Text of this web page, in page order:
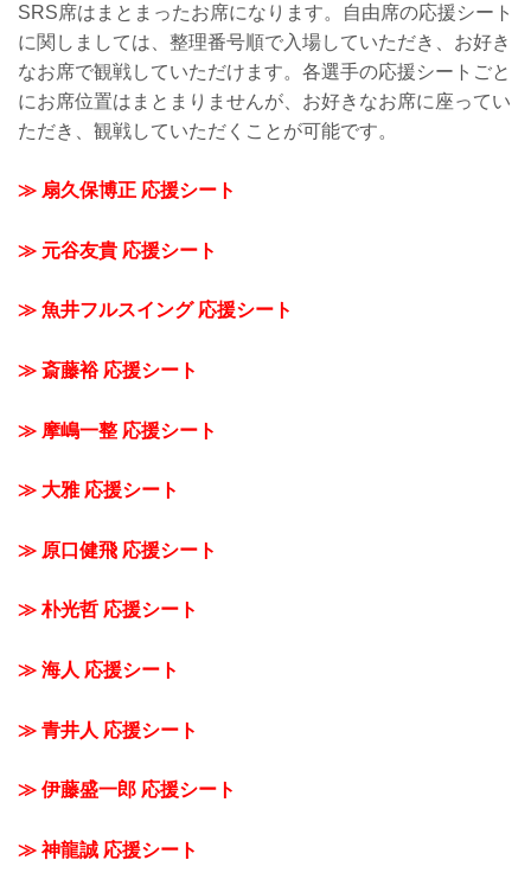
SRS席はまとまったお席になります。自由席の応援シート
に関しましては、整理番号順で入場していただき、お好き
なお席で観戦していただけます。各選手の応援シートごと
にお席位置はまとまりませんが、お好きなお席に座ってい
ただき、観戦していただくことが可能です。
≫ 扇久保博正 応援シート
≫ 元谷友貴 応援シート
≫ 魚井フルスイング 応援シート
≫ 斎藤裕 応援シート
≫ 摩嶋一整 応援シート
≫ 大雅 応援シート
≫ 原口健飛 応援シート
≫ 朴光哲 応援シート
≫ 海人 応援シート
≫ 青井人 応援シート
≫ 伊藤盛一郎 応援シート
≫ 神龍誠 応援シート